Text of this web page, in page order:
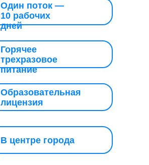
Один поток —
10 рабочих
дней
Горячее
трехразовое
питание
Образовательная
лицензия
В центре города